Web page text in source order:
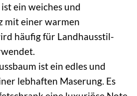
ein weiches und
mit einer warmen
häufig für Landhausstil-
ist ein edles und
lebhaften Maserung. Es